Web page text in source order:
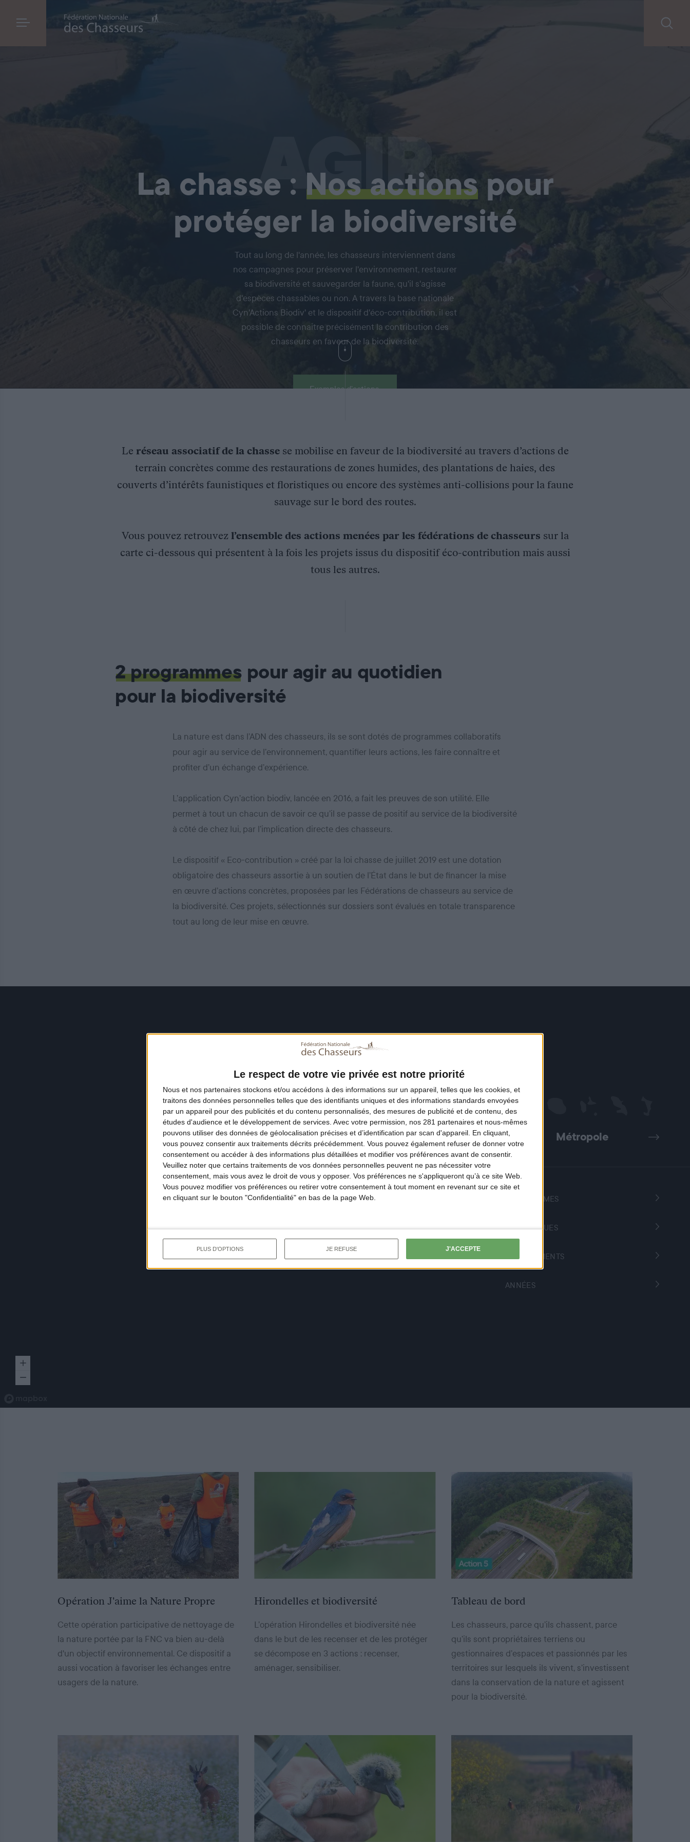
Le respect de votre vie privée est notre priorité
Nous et nos partenaires stockons et/ou accédons à des informations sur un appareil, telles que les cookies, et
traitons des données personnelles telles que des identifiants uniques et des informations standards envoyées
par un appareil pour des publicités et du contenu personnalisés, des mesures de publicité et de contenu, des
études d'audience et le développement de services. Avec votre permission, nos 281 partenaires et nous-mêmes
pouvons utiliser des données de géolocalisation précises et d’identification par scan d'appareil. En cliquant,
vous pouvez consentir aux traitements décrits précédemment. Vous pouvez également refuser de donner votre
consentement ou accéder à des informations plus détaillées et modifier vos préférences avant de consentir.
Veuillez noter que certains traitements de vos données personnelles peuvent ne pas nécessiter votre
consentement, mais vous avez le droit de vous y opposer. Vos préférences ne s'appliqueront qu’à ce site Web.
Vous pouvez modifier vos préférences ou retirer votre consentement à tout moment en revenant sur ce site et
en cliquant sur le bouton "Confidentialité" en bas de la page Web.
PLUS D'OPTIONS JE REFUSE J'ACCEPTE
AGIR
La chasse : Nos actionspour
protéger la biodiversité
Tout au long de l'année, les chasseurs interviennent dans
nos campagnes pour préserver l'environnement, restaurer
sa biodiversité et sauvegarder la faune, qu'il s'agisse
d'espèces chassables ou non. A travers la base nationale
Cyn'Actions Biodiv' et le dispositif d'éco-contribution, il est
possible de connaitre précisément la contribution des
chasseurs en faveur de la biodiversité.
Exemples d'actions
Le réseau associatif de la chassese mobilise en faveur de la biodiversité au travers d’actions de
terrain concrètes comme des restaurations de zones humides, des plantations de haies, des
couverts d’intérêts faunistiques et floristiques ou encore des systèmes anti-collisions pour la faune
sauvage sur le bord des routes.
Vous pouvez retrouvez l’ensemble des actions menées par les fédérations de chasseurs sur la
carte ci-dessous qui présentent à la fois les projets issus du dispositif éco-contribution mais aussi
tous les autres.
2 programmes pour agir au quotidien
pour la biodiversité
La nature est dans l’ADN des chasseurs, ils se sont dotés de programmes collaboratifs
pour agir au service de l’environnement, quantifier leurs actions, les faire connaître et
profiter d’un échange d’expérience.
L’application Cyn’action biodiv, lancée en 2016, a fait les preuves de son utilité. Elle
permet à tout un chacun de savoir ce qu’il se passe de positif au service de la biodiversité
à côté de chez lui, par l’implication directe des chasseurs.
Le dispositif « Eco-contribution » créé par la loi chasse de juillet 2019 est une dotation
obligatoire des chasseurs assortie à un soutien de l’État dans le but de financer la mise
en œuvre d’actions concrètes, proposées par les Fédérations de chasseurs au service de
la biodiversité. Ces projets, sélectionnés sur dossiers sont évalués en totale transparence
tout au long de leur mise en œuvre.
Précédent Métropole Suivant
PROGRAMMES
THÉMATIQUES
DÉPARTEMENTS
ANNÉES
Opération J'aime la Nature Propre
Cette opération participative de nettoyage de
la nature portée par la FNC va bien au-delà
d'un objectif environnemental. Ce dispositif a
aussi vocation à favoriser les échanges entre
usagers de la nature.
Hirondelles et biodiversité
L’opération Hirondelles et biodiversité née
dans le but de les recenser et de les protéger
se décompose en 3 actions : recenser,
aménager, sensibiliser.
Tableau de bord
Les chasseurs, parce qu’ils chassent, parce
qu’ils sont propriétaires terriens ou
gestionnaires d’espaces et passionnés par les
territoires sur lesquels ils vivent, s’investissent
dans la conservation de la nature et agissent
pour la biodiversité.